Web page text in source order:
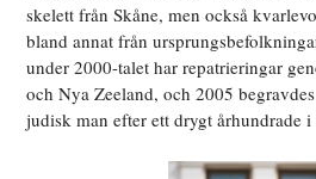
skelett från Skåne, men också
bland annat från
under 2000-talet har repatrieringar
och Nya Zeeland, och 2005
judisk man efter ett drygt århundrade